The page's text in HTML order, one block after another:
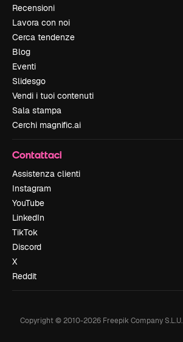
Recensioni
Lavora con noi
Cerca tendenze
Blog
Eventi
Slidesgo
Vendi i tuoi contenuti
Sala stampa
Cerchi magnific.ai
Contattaci
Assistenza clienti
Instagram
YouTube
LinkedIn
TikTok
Discord
X
Reddit
Copyright © 2010-2026Freepik Company S.L.U.